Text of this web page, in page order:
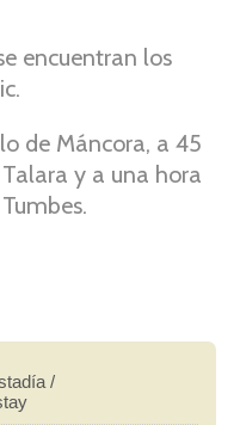
encuentran los
de Máncora, a 45
y a una hora